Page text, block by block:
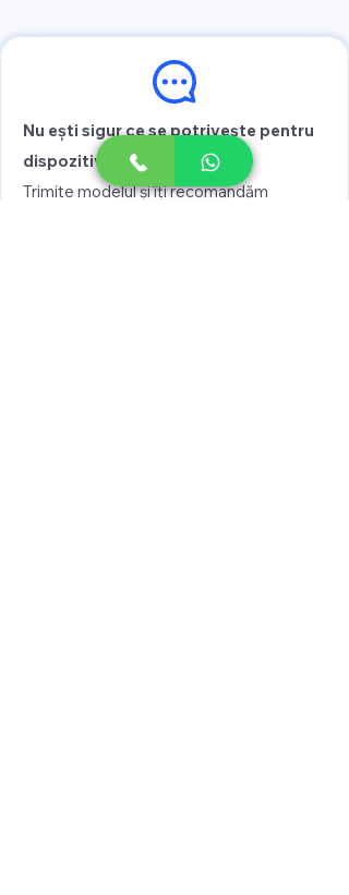
Nu ești sigur ce se potrivește pentru
dispozitivul tău?
Trimite modelul și îți recomandăm